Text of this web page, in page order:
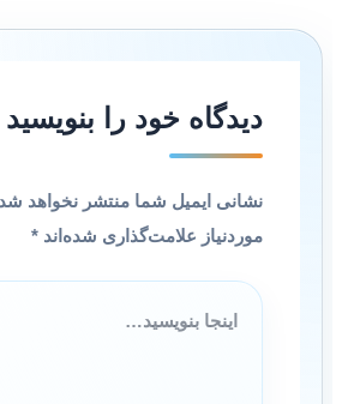
دیدگاه‌ خود را بنویسید
نشانی ایمیل شما منتشر نخواهد شد.
موردنیاز علامت‌گذاری شده‌اند*
اینجا
بنویسید…